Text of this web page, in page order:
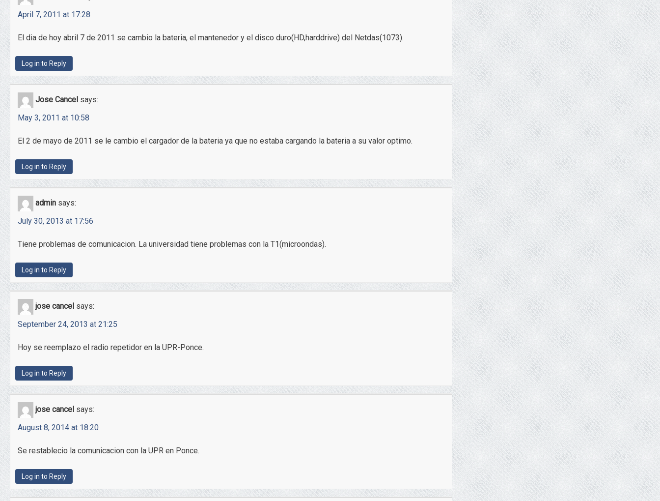
April 7, 2011 at 17:28
El dia de hoy abril 7 de 2011 se cambio la bateria, el mantenedor y el disco duro(HD,harddrive) del Netdas(1073).
Log in to Reply
Jose Cancel says:
May 3, 2011 at 10:58
El 2 de mayo de 2011 se le cambio el cargador de la bateria ya que no estaba cargando la bateria a su valor optimo.
Log in to Reply
admin says:
July 30, 2013 at 17:56
Tiene problemas de comunicacion. La universidad tiene problemas con la T1(microondas).
Log in to Reply
jose cancel says:
September 24, 2013 at 21:25
Hoy se reemplazo el radio repetidor en la UPR-Ponce.
Log in to Reply
jose cancel says:
August 8, 2014 at 18:20
Se restablecio la comunicacion con la UPR en Ponce.
Log in to Reply